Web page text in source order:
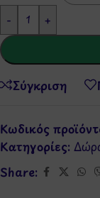
-
+
Σύγκριση
Κωδικός
Κατηγορίες:
Share: